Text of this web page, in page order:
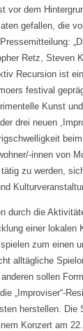
vor dem
gefallen, die
Retz, Steven
Recursion ist
festival
Kunst
drei neuen
innen von
zu werden,
durch die
einer lokalen
zum einen
alltägliche
sollen
„Improviser“-
herstellen. Die
Konzert am